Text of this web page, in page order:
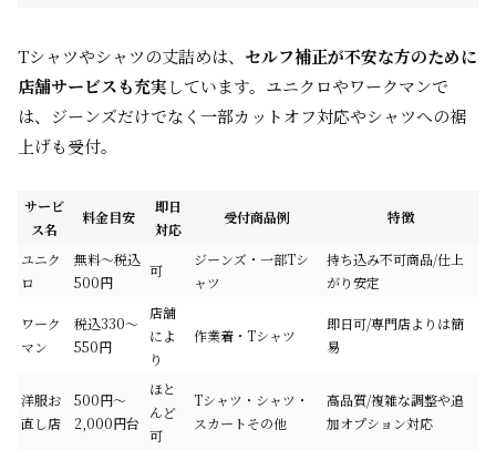
Tシャツやシャツの丈詰めは、 セルフ補正が不安な方のために
店舗サービスも充実しています。ユニクロやワークマンで
は、ジーンズだけでなく一部カットオフ対応やシャツへの裾
上げも受付。
サービ
ス名
料金目安
即日
対応
受付商品例 特徴
ユニク
ロ
無料～税込
500円
可
ジーンズ・一部Tシ
ャツ
持ち込み不可商品/仕上
がり安定
ワーク
マン
税込330～
550円
店舗
によ
り
作業着・Tシャツ
即日可/専門店よりは簡
易
洋服お
直し店
500円～
2,000円台
ほと
んど
可
Tシャツ・シャツ・
スカートその他
高品質/複雑な調整や追
加オプション対応